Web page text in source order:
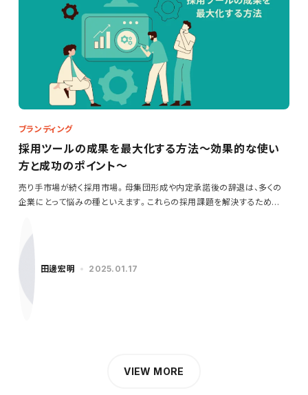
ブランディング
採用ツールの成果を最大化する方法～効果的な使い
方と成功のポイント～
売り手市場が続く採用市場。母集団形成や内定承諾後の辞退は、多くの
企業にとって悩みの種といえます。これらの採用課題を解決するため
田邊宏明 2025.01.17
VIEW MORE